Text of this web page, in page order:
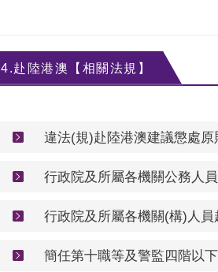
4.赴陸港澳【相關法規】
違法(規)赴陸港澳建議懲處原
行政院及所屬各機關公務人
行政院及所屬各機關(構)人
簡任第十職等及警監四階以